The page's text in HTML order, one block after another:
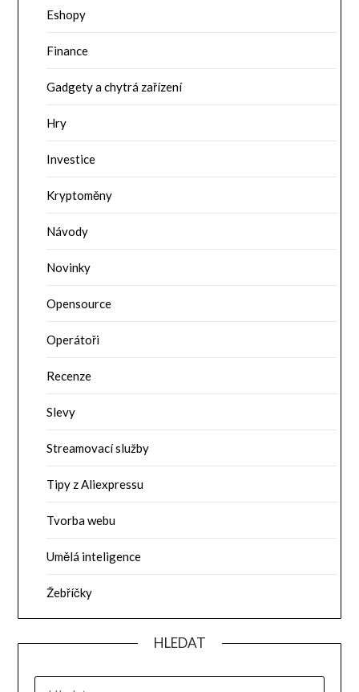
Eshopy
Finance
Gadgety a chytrá zařízení
Hry
Investice
Kryptoměny
Návody
Novinky
Opensource
Operátoři
Recenze
Slevy
Streamovací služby
Tipy z Aliexpressu
Tvorba webu
Umělá inteligence
Žebříčky
HLEDAT